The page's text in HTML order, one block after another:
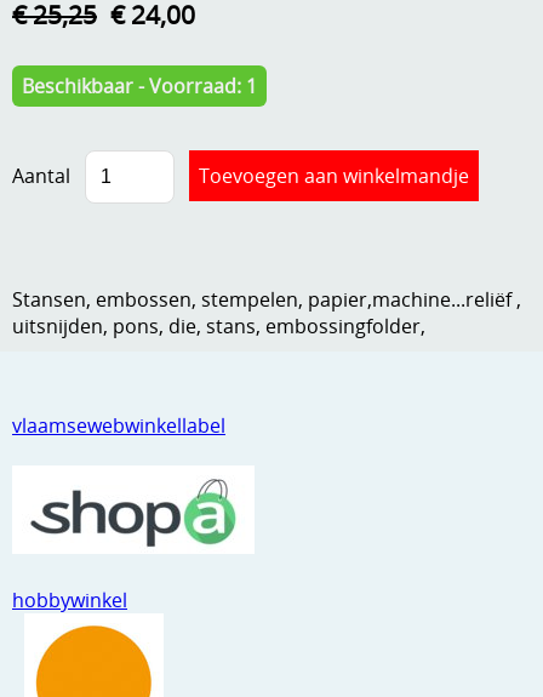
Handige extra's
Hechtingsmaterialen
Kleurmateriaal-tekenmateriaal
Leuke versieringen
Netjes opbergen
Ponsen
Snijmaterialen
Speciaal papier
vlaamsewebwinkellabel
hobbywinkel
€ 25,25 € 24,00
Beschikbaar - Voorraad: 1
Aantal
Stansen, embossen, stempelen, papier,machine...reliëf ,
uitsnijden, pons, die, stans, embossingfolder,